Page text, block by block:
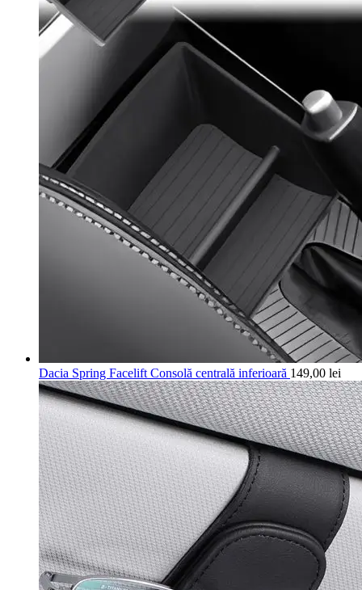
Dacia Spring Facelift Consolă centrală inferioară 149,00 lei